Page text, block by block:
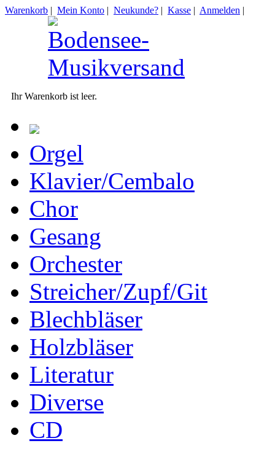
Warenkorb | Mein Konto | Neukunde? | Kasse | Anmelden |
Ihr Warenkorb ist leer.
Orgel
Klavier/Cembalo
Chor
Gesang
Orchester
Streicher/Zupf/Git
Blechbläser
Holzbläser
Literatur
Diverse
CD